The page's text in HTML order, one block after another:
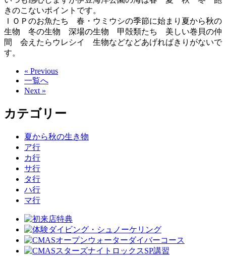
きのこないポイントです。
ＩＯＰのお魚たち 春・ウミウシの季節に始まり夏から秋の
生物 冬の生物 深場の生物 甲殻類たち 美しい巻貝の仲
間 会えたらウレシイ 生物などなどあげればきりがないで
す。
« Previous
一覧へ
Next »
カテゴリー
夏から秋の生き物
ア行
カ行
サ行
タ行
ハ行
マ行